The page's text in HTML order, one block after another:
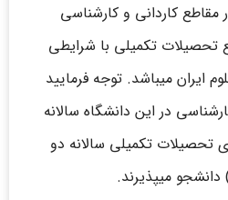
مقاطع کاردانی و کارشناسی
تکمیلی با شرایطی
ایران میباشد. توجه فرمایید
در این دانشگاه سالانه
تحصیلات تکمیلی سالانه دو
دانشجو میپذیرند.